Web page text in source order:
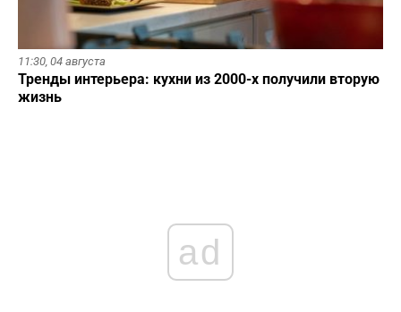
11:30, 04 августа
Тренды интерьера: кухни из 2000-х получили вторую
жизнь
ad